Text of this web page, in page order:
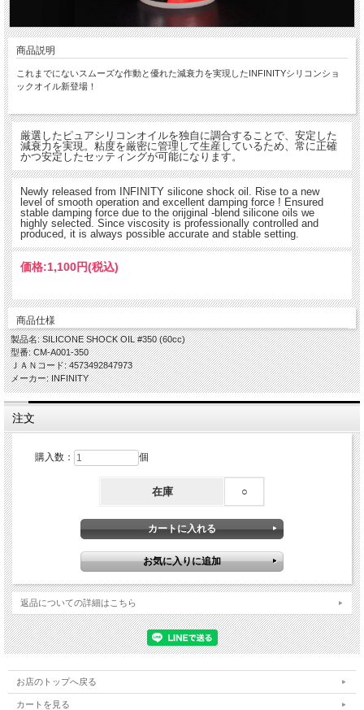
商品説明
これまでにないスムーズな作動と優れた減衰力を実現したINFINITYシリコンショ
ックオイル新登場！
厳選したピュアシリコンオイルを独自に調合することで、安定した
減衰力を実現。粘度を厳密に管理して生産しているため、常に正確
かつ安定したセッティングが可能になります。
Newly released from INFINITY silicone shock oil. Rise to a new
level of smooth operation and excellent damping force ! Ensured
stable damping force due to the orijginal -blend silicone oils we
highly selected. Since viscosity is professionally controlled and
produced, it is always possible accurate and stable setting.
価格:1,100円(税込)
商品仕様
製品名: SILICONE SHOCK OIL #350 (60cc)
型番: CM-A001-350
ＪＡＮコード: 4573492847973
メーカー: INFINITY
注文
購入数： 個
在庫 ○
返品についての詳細はこちら
お店のトップへ戻る
カートを見る